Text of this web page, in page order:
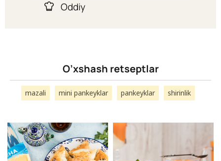
Oddiy
O’xshash retseptlar
mazali mini pankeyklar pankeyklar shirinlik